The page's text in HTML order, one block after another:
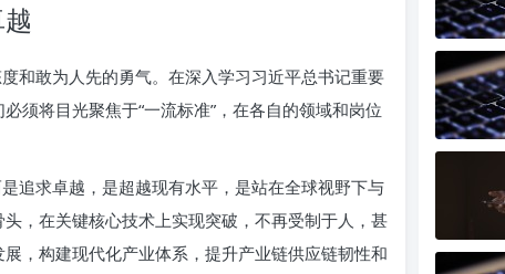
和敢为人先的勇气。在深入学习习近平总书记重要
须将目光聚焦于“一流标准”，在各自的领域和岗位
追求卓越，是超越现有水平，是站在全球视野下与
，在关键核心技术上实现突破，不再受制于人，甚
，构建现代化产业体系，提升产业链供应链韧性和